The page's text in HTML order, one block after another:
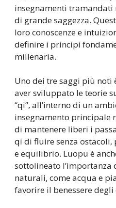
insegnamenti tramandati
di grande saggezza.
loro conoscenze e
definire i principi
millenaria.
Uno dei tre saggi più noti
aver sviluppato le teorie
“qi”, all’interno di un
insegnamento principale
di mantenere liberi i
qi di fluire senza
e equilibrio. Luopu è
sottolineato l’importanza
naturali, come acqua e
favorire il benessere